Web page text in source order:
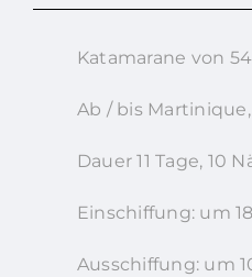
Katamarane von 54
Ab / bis
Dauer 11 Tage, 10
Einschiffung: um
Ausschiffung: um